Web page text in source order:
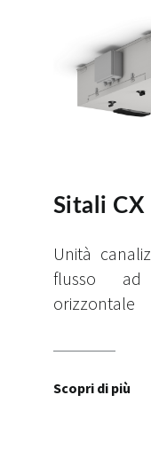
Sitali CX
Unità
flusso ad
orizzontale
Scopri di più